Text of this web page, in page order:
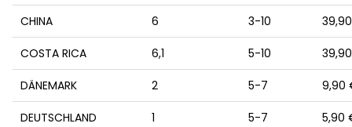
CHINA 6 3-10
COSTA RICA 6,1 5-10
DÄNEMARK 2 5-7 9,90
DEUTSCHLAND 1 5-7 5,90